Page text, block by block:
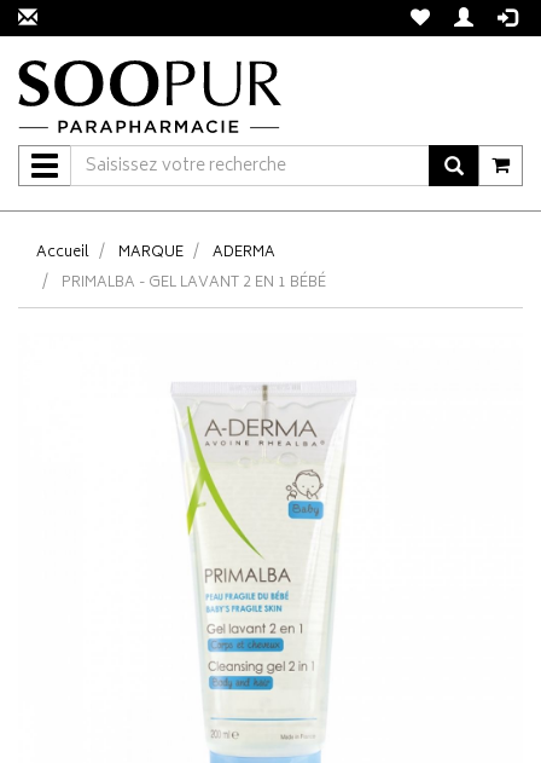
Navigation
Accueil MARQUE
ADERMA
PRIMALBA - GEL LAVANT 2 EN 1 BÉBÉ